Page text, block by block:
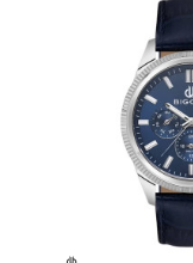
Materijal sata
Materijal narukvice